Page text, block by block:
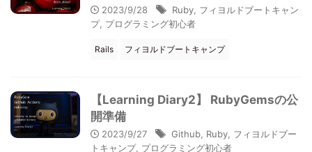
2023/9/28 Ruby フィヨルドブートキャン
プ, プログラミング初心者
Rails フィヨルドブートキャンプ
【Learning Diary2】 RubyGemsの公
開準備
2023/9/27 Github Ruby フィヨルドブー
トキャンプ, プログラミング初心者